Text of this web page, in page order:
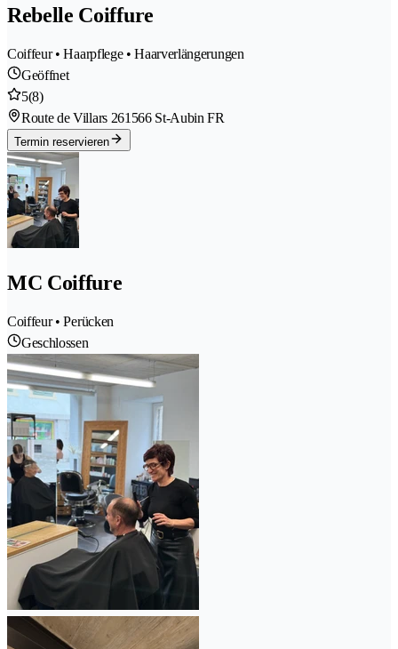
Rebelle Coiffure
Coiffeur • Haarpflege • Haarverlängerungen
Geöffnet
5(8)
Route de Villars 261566 St-Aubin FR
Termin reservieren
MC Coiffure
Coiffeur • Perücken
Geschlossen